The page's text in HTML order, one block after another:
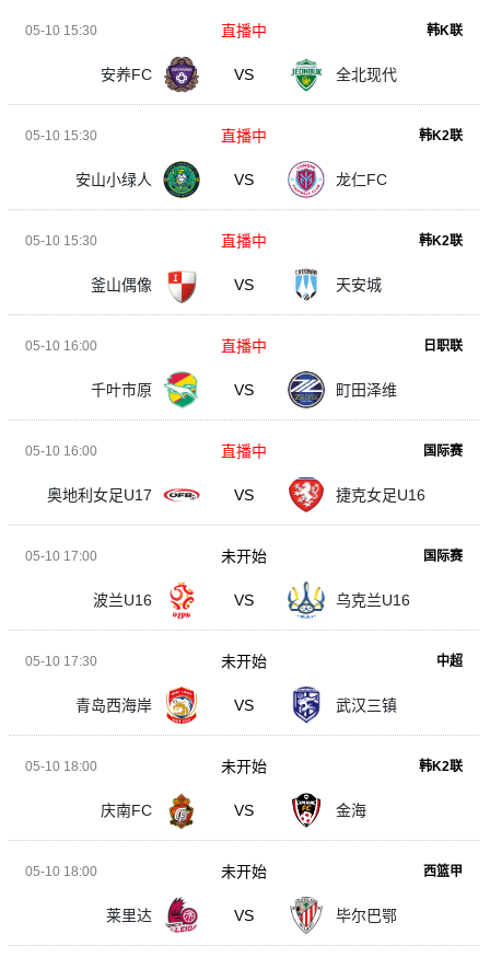
05-10 15:30 韩K联
安养FC VS 全北现代
直播中
05-10 15:30 韩K2联
安山小绿人 VS 龙仁FC
直播中
05-10 15:30 韩K2联
釜山偶像 VS 天安城
直播中
05-10 16:00 日职联
千叶市原 VS 町田泽维
直播中
05-10 16:00 国际赛
奥地利女足U17 VS 捷克女足U16
直播中
05-10 17:00 国际赛
波兰U16 VS 乌克兰U16
未开始
05-10 17:30 中超
青岛西海岸 VS 武汉三镇
未开始
05-10 18:00 韩K2联
庆南FC VS 金海
未开始
05-10 18:00 西篮甲
莱里达 VS 毕尔巴鄂
未开始